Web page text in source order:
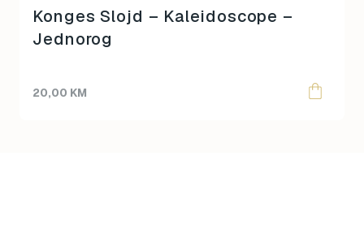
Konges Slojd – Kaleidoscope –
Jednorog
20,00 KM